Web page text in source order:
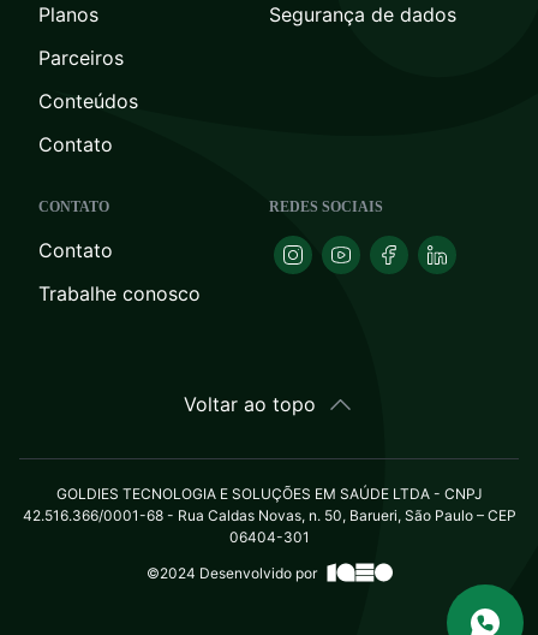
Planos
Parceiros
Conteúdos
Contato
Segurança de dados
CONTATO
Contato
Trabalhe conosco
REDES SOCIAIS
Voltar ao topo
GOLDIES TECNOLOGIA E SOLUÇÕES EM SAÚDE LTDA - CNPJ
42.516.366/0001-68 - Rua Caldas Novas, n. 50, Barueri, São Paulo – CEP
06404-301
©2024 Desenvolvido por